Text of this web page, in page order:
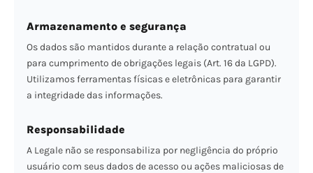
Armazenamento e segurança
Os dados são mantidos durante a relação contratual ou
para cumprimento de obrigações legais (Art. 16 da LGPD).
Utilizamos ferramentas físicas e eletrônicas para garantir
a integridade das informações.
Responsabilidade
A Legale não se responsabiliza por negligência do próprio
usuário com seus dados de acesso ou ações maliciosas de